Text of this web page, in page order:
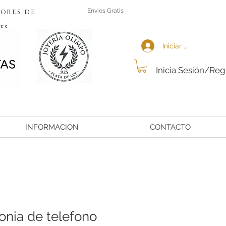
de
Envios Gratis
Inicia Sesión/
Iniciar sesión
INFORMACION CONTACTO
de telefono